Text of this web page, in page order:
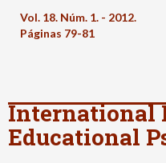
Vol. 18. Núm. 1. - 2012.
Páginas 79-81
International
Educational